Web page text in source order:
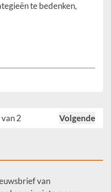
te bedenken,
2 Volgende
van